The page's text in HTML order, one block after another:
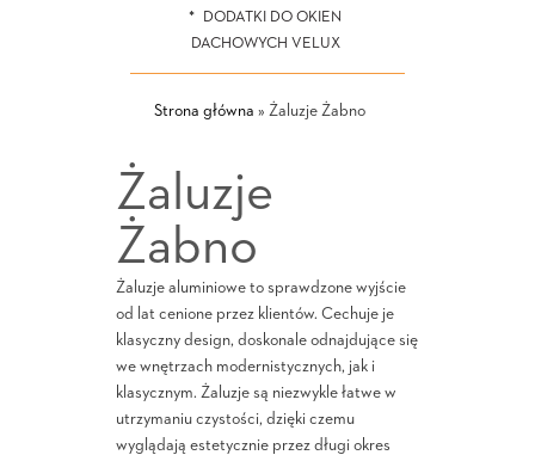
DODATKI DO OKIEN
DACHOWYCH VELUX
Strona główna » Żaluzje Żabno
Żaluzje
Żabno
Żaluzje aluminiowe to sprawdzone wyjście
od lat cenione przez klientów. Cechuje je
klasyczny design, doskonale odnajdujące się
we wnętrzach modernistycznych, jak i
klasycznym. Żaluzje są niezwykle łatwe w
utrzymaniu czystości, dzięki czemu
wyglądają estetycznie przez długi okres